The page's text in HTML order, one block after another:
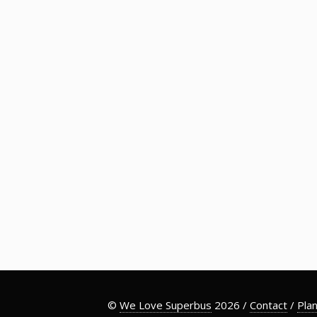
© We Love Superbus 2026 / Contact /